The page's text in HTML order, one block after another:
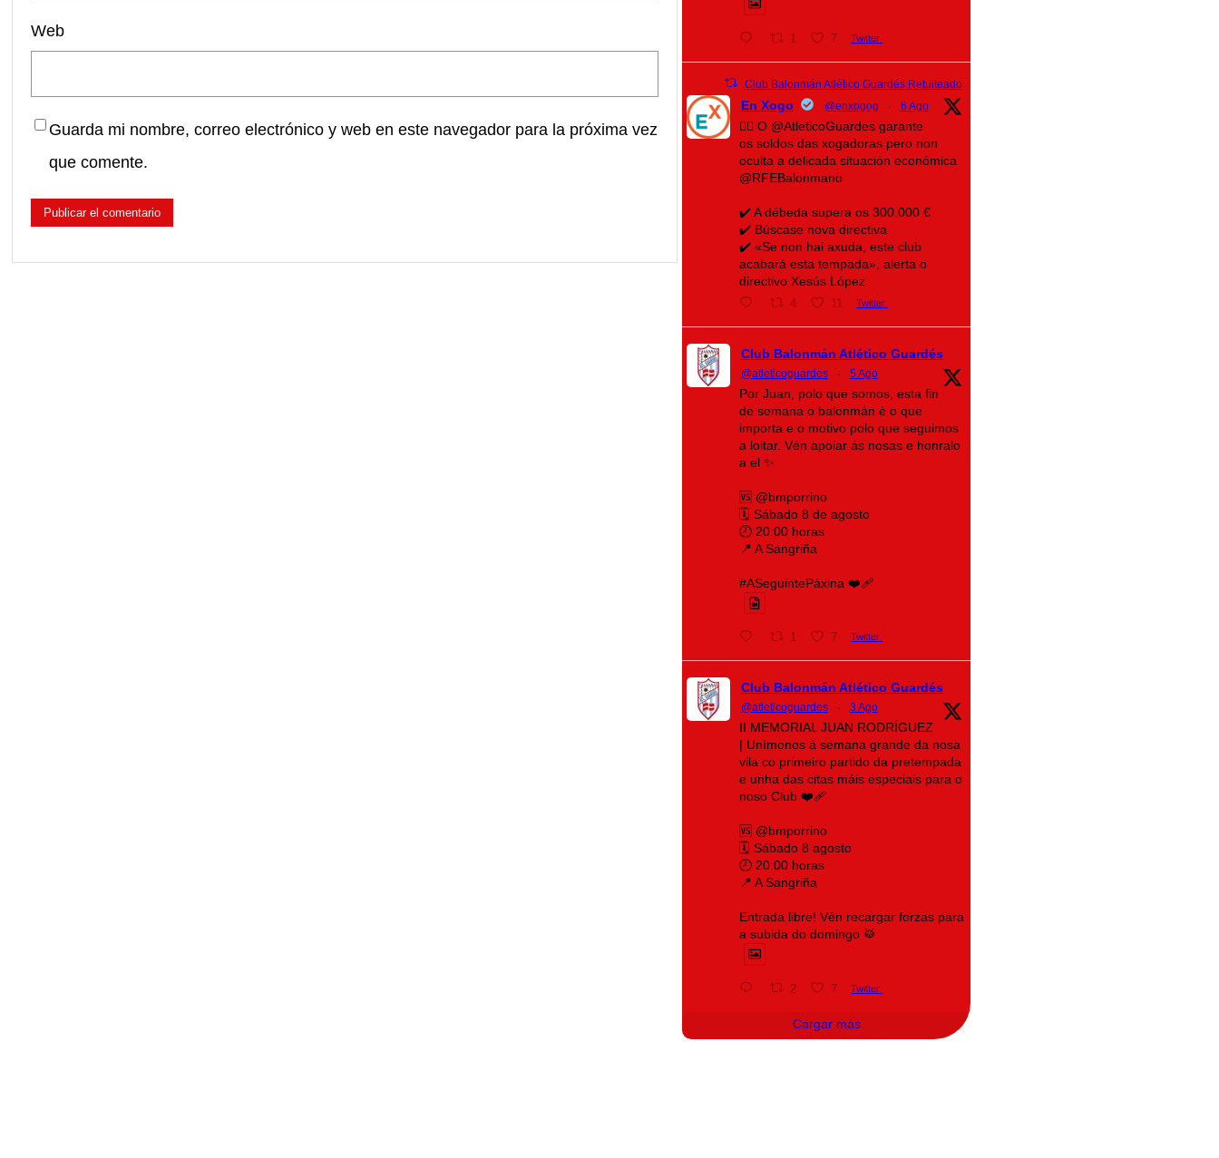
Web
Guarda mi nombre, correo electrónico y web en este navegador para la próxima vez
que comente.
1 7 Twitter
Club Balonmán Atlético Guardés Retuiteado
En Xogo @enxogog · 6 Ago
🤾‍♀️ O @AtleticoGuardes garante
os soldos das xogadoras pero non
oculta a delicada situación económica
@RFEBalonmano
✔️ A débeda supera os 300.000 €
✔️ Búscase nova directiva
✔️ «Se non hai axuda, este club
acabará esta tempada», alerta o
directivo Xesús López
4 11 Twitter
Club Balonmán Atlético Guardés
@atleticoguardes · 5 Ago
Por Juan, polo que somos, esta fin
de semana o balonmán é o que
importa e o motivo polo que seguimos
a loitar. Vén apoiar ás nosas e honralo
a el ✨
🆚 @bmporrino
🗓️ Sábado 8 de agosto
🕗 20:00 horas
📍 A Sangriña
#ASeguintePáxina ❤️‍🩹
1 7 Twitter
Club Balonmán Atlético Guardés
@atleticoguardes · 3 Ago
II MEMORIAL JUAN RODRÍGUEZ
| Unímonos á semana grande da nosa
vila co primeiro partido da pretempada
e unha das citas máis especiais para o
noso Club ❤️‍🩹
🆚 @bmporrino
🗓️ Sábado 8 agosto
🕗 20:00 horas
📍 A Sangriña
Entrada libre! Vén recargar forzas para
a subida do domingo 🥁
2 7 Twitter
Cargar más